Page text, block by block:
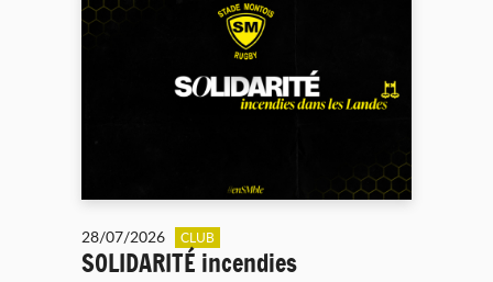
28/07/2026 CLUB
SOLIDARITÉ incendies